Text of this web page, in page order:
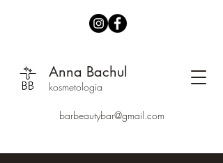
Anna Bachul
kosmetologia
barbeautybar@gmail.com